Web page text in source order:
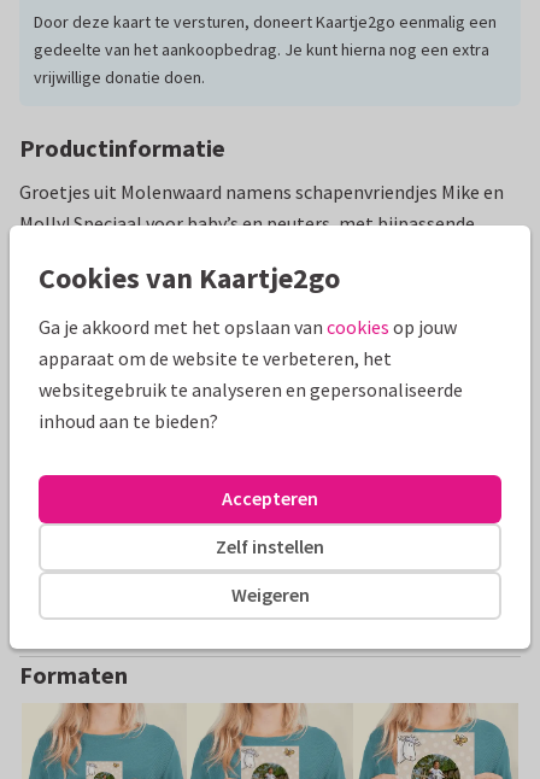
Door deze kaart te versturen, doneert Kaartje2go eenmalig een
gedeelte van het aankoopbedrag. Je kunt hierna nog een extra
vrijwillige donatie doen.
Productinformatie
Groetjes uit Molenwaard namens schapenvriendjes Mike en
Molly! Speciaal voor baby’s en peuters, met bijpassende
Vakantiekaarten Groeten uit...
Kies uit 6 luxe papiersoorten
Envelop: Witte vensterenvelop
Adres: Achterop de kaart
Formaten
Cookies van Kaartje2go
Ga je akkoord met het opslaan van cookies op jouw
apparaat om de website te verbeteren, het
websitegebruik te analyseren en gepersonaliseerde
inhoud aan te bieden?
Weigeren
Zelf instellen
Accepteren